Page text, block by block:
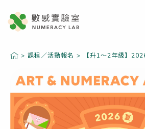
數感專欄
精彩合輯
> 課程／活動報名 > 【升1～2年級】